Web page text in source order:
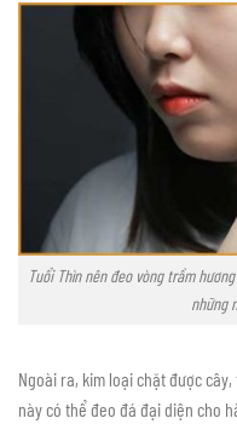
Tuổi Thìn nên đeo vòng trầm
những
Ngoài ra, kim loại chặt được
này có thể đeo đá đại diện cho